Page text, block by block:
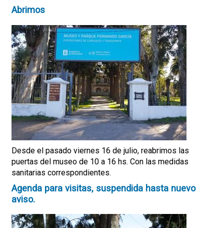
Abrimos
Desde el pasado viernes 16 de julio, reabrimos las
puertas del museo de 10 a 16 hs. Con las medidas
sanitarias correspondientes.
Agenda para visitas, suspendida hasta nuevo
aviso.